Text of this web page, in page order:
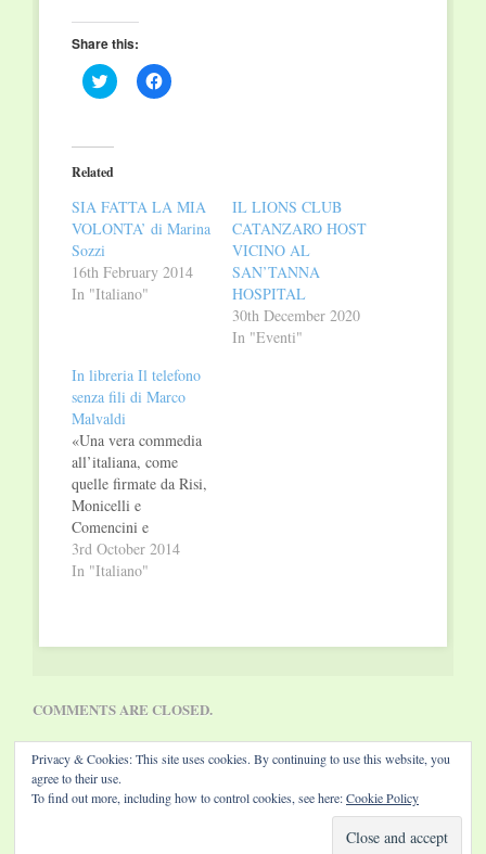
Share this:
Click
to
(Opens
in
new
Click
to
Related
SIA FATTA LA MIA
VOLONTA’ di Marina
Sozzi
16th February 2014
In "Italiano"
IL LIONS CLUB
CATANZARO HOST
VICINO AL
SAN’TANNA
HOSPITAL
30th December 2020
In "Eventi"
In libreria Il telefono
senza fili di Marco
Malvaldi
«Una vera commedia
all’italiana, come
quelle firmate da Risi,
Monicelli e
Comencini e
ambientata
rigorosamente in
portante e importante
del libro». Alessandra
Rota, La Repubblica
Tempi duri per i
senatori,…
3rd October 2014
In "Italiano"
COMMENTS ARE CLOSED.
Privacy & Cookies: This site uses cookies. By continuing to use this website, you
agree to their use.
To find out more, including how to control cookies, see here:Cookie Policy